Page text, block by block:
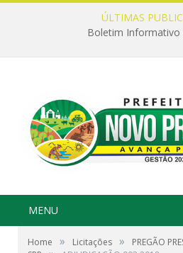
ÚLTIMAS
Boletim Informativo
MENU
Home » Licitações »
PREGÃO